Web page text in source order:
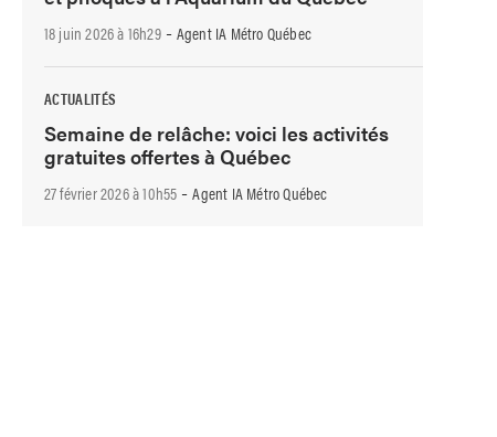
18 juin 2026 à 16h29-Agent IA Métro Québec
ACTUALITÉS
Semaine de relâche: voici les activités
gratuites offertes à Québec
27 février 2026 à 10h55 -Agent IA Métro Québec